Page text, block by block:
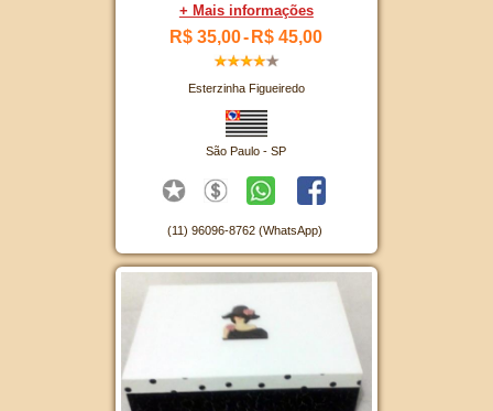
+ Mais informações
R$ 35,00- R$ 45,00
Esterzinha Figueiredo
São Paulo - SP
(11) 96096-8762 (WhatsApp)